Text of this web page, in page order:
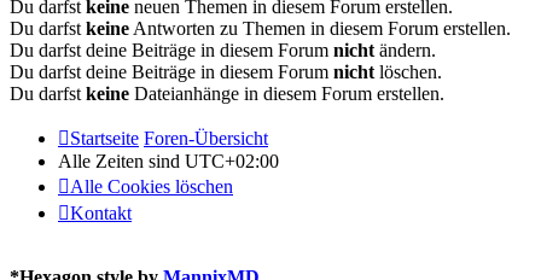
Du darfst keine neuen Themen in diesem Forum erstellen.
Du darfst keine Antworten zu Themen in diesem Forum erstellen.
Du darfst deine Beiträge in diesem Forum nicht ändern.
Du darfst deine Beiträge in diesem Forum nicht löschen.
Du darfst keine Dateianhänge in diesem Forum erstellen.
Startseite Foren-Übersicht
Alle Zeiten sind UTC+02:00
Alle Cookies löschen
Kontakt